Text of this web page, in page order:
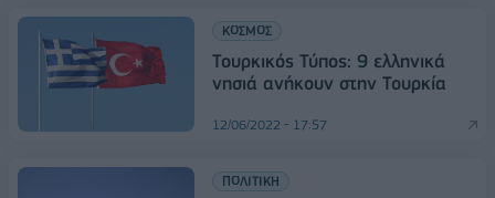
ΚΟΣΜΟΣ
Τουρκικός Τύπος: 9 ελληνικά
νησιά ανήκουν στην Τουρκία
12/06/2022 - 17:57
ΠΟΛΙΤΙΚΗ